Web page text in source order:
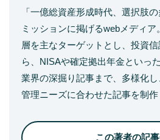
「一億総資産形成時代、選択肢
ミッションに掲げるwebメディ
層を主なターゲットとし、投資
ら、NISAや確定拠出年金といっ
業界の深掘り記事まで、多様化し
管理ニーズに合わせた記事を制作
この著者の記